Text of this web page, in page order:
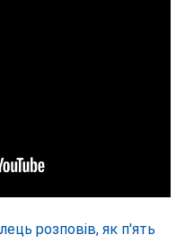
розповів, як п'ять